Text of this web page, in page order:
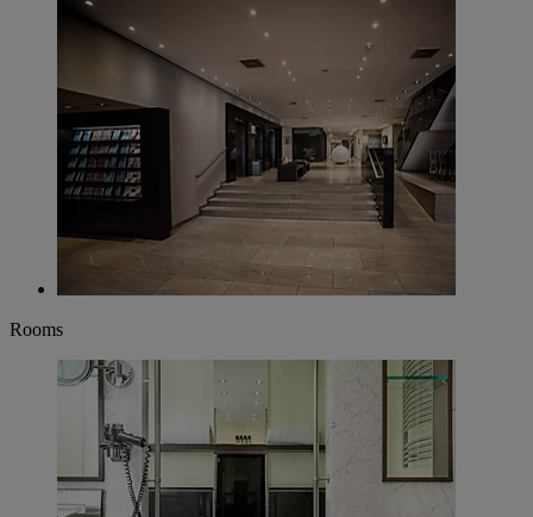
Rooms